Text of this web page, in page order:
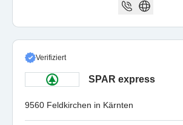
Verifiziert
SPAR express
9560 Feldkirchen in Kärnten